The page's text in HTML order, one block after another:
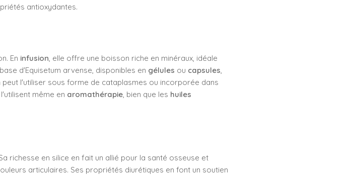
antioxydantes.
En infusion, elle offre une boisson riche en minéraux, idéale
d'Equisetum arvense, disponibles en gélules ou capsules,
l'utiliser sous forme de cataplasmes ou incorporée dans
même en aromathérapie, bien que les huiles
richesse en silice en fait un allié pour la santé osseuse et
articulaires. Ses propriétés diurétiques en font un soutien